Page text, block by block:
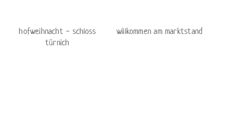
hofweihnacht - schloss
türnich
willkommen am marktstand